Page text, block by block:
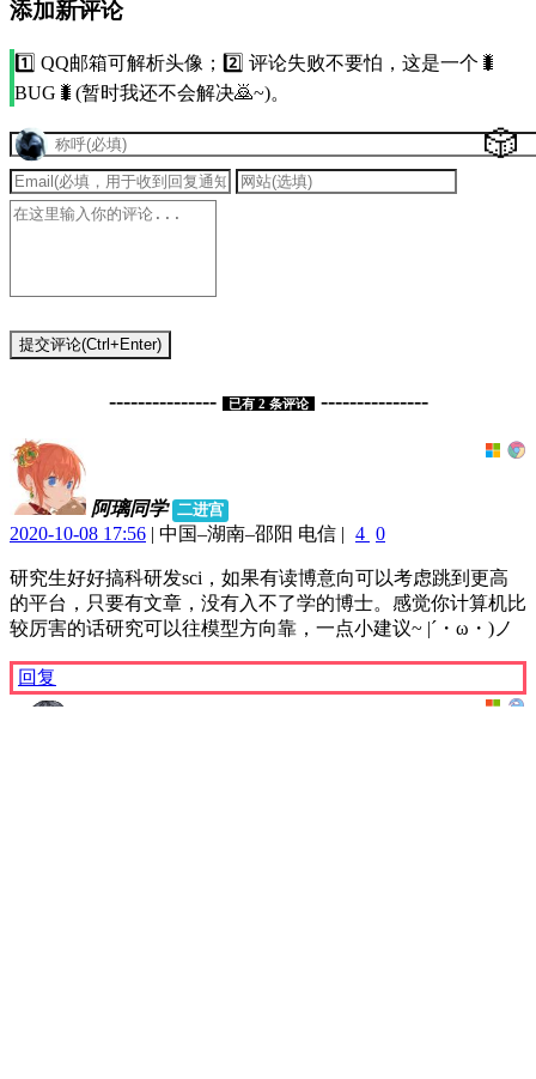
添加新评论
1️⃣ QQ邮箱可解析头像；2️⃣ 评论失败不要怕，这是一个🐛
BUG🐛(暂时我还不会解决🙇~)。
🎲
提交评论(Ctrl+Enter)
--------------- 已有 2 条评论 ---------------
阿璃同学 二进宫
2020-10-08 17:56 | 中国–湖南–邵阳 电信 | 4 0
研究生好好搞科研发sci，如果有读博意向可以考虑跳到更高
的平台，只要有文章，没有入不了学的博士。感觉你计算机比
较厉害的话研究可以往模型方向靠，一点小建议~ |´・ω・)ノ
回复